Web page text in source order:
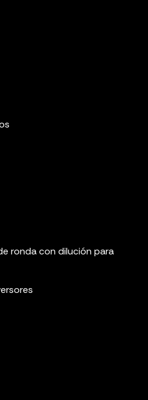
ronda con dilución para